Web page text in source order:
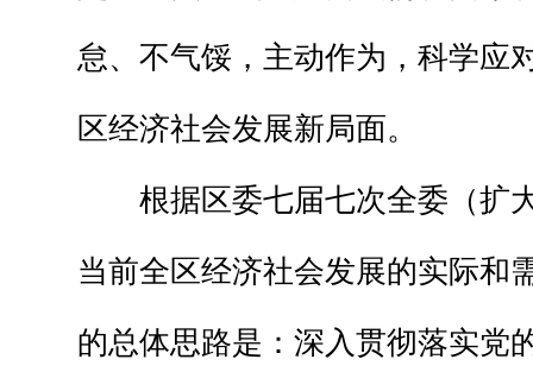
怠、不气馁，主动作为，科学应
区经济社会发展新局面。
根据区委七届七次全委（扩
当前全区经济社会发展的实际和
的总体思路是：深入贯彻落实党